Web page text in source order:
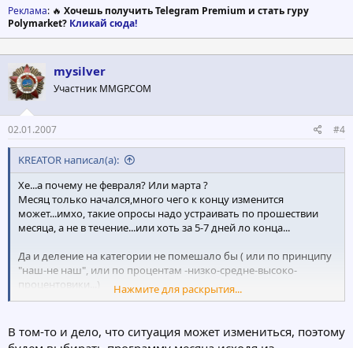
Реклама: 🔥 Хочешь получить Telegram Premium и стать гуру
Polymarket? Кликай сюда!
mysilver
Участник MMGP.COM
02.01.2007 #4
KREATOR написал(а):
Хе...а почему не февраля? Или марта ?
Месяц только начался,много чего к концу изменится
может...имхо, такие опросы надо устраивать по прошествии
месяца, а не в течение...или хоть за 5-7 дней ло конца...
Да и деление на категории не помешало бы ( или по принципу
"наш-не наш", или по процентам -низко-средне-высоко-
процентовики...)
уже успел получить выплату, причем сразу в тот-же день, когда
ап сгорел ( вчера)...да и развивается проектик очень стабильно
Нажмите для раскрытия...
В том-то и дело, что ситуация может измениться, поэтому